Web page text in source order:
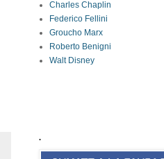
Charles Chaplin
Federico Fellini
Groucho Marx
Roberto Benigni
Walt Disney
.